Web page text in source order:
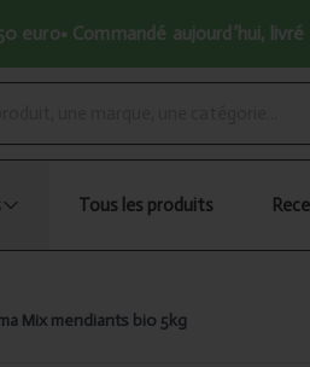
euro• Commandé aujourd’hui,
Tous les produits
Mix mendiants bio 5kg